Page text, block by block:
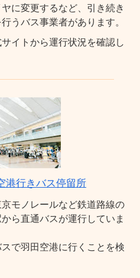
に変更するなど、引き続き
うバス事業者があります。
イトから運行状況を確認し
港行きバス停留所
モノレールなど鉄道路線の
ら直通バスが運行していま
で羽田空港に行くことを検